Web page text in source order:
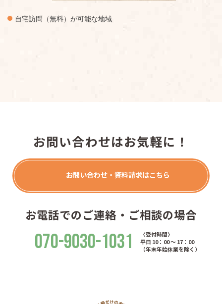
自宅訪問（無料）が可能な地域
お問い合わせはお気軽に！
お問い合わせ・資料請求はこちら
お電話でのご連絡・ご相談の場合
070-9030-1031
〈受付時間〉
平日 10：00 ～ 17：00
（年末年始休業を除く）